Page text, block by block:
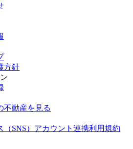
方針
不動産を見る
（SNS）アカウント連携利用規約